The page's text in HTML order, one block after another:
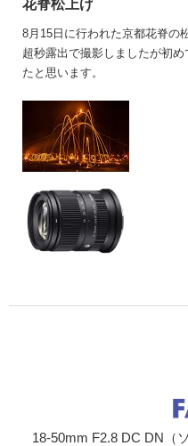
花脊松上げ
8月15日に行われた京都花脊の
超秒露出で撮影しましたが初
たと思います。
18-50mm F2.8 DC DN（